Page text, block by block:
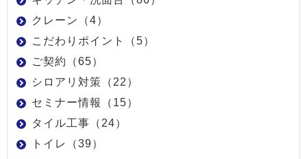
クレーン（4）
こだわりポイント（5）
ご契約（65）
シロアリ対策（22）
セミナー情報（15）
タイル工事（24）
トイレ（39）